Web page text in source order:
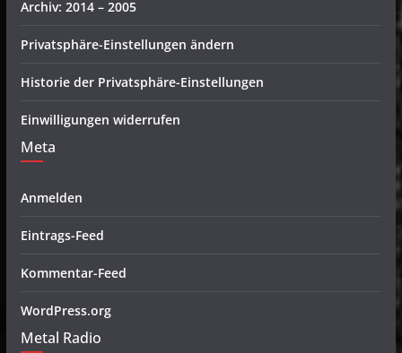
Archiv: 2014 – 2005
Privatsphäre-Einstellungen ändern
Historie der Privatsphäre-Einstellungen
Einwilligungen widerrufen
Meta
Anmelden
Eintrags-Feed
Kommentar-Feed
WordPress.org
Metal Radio